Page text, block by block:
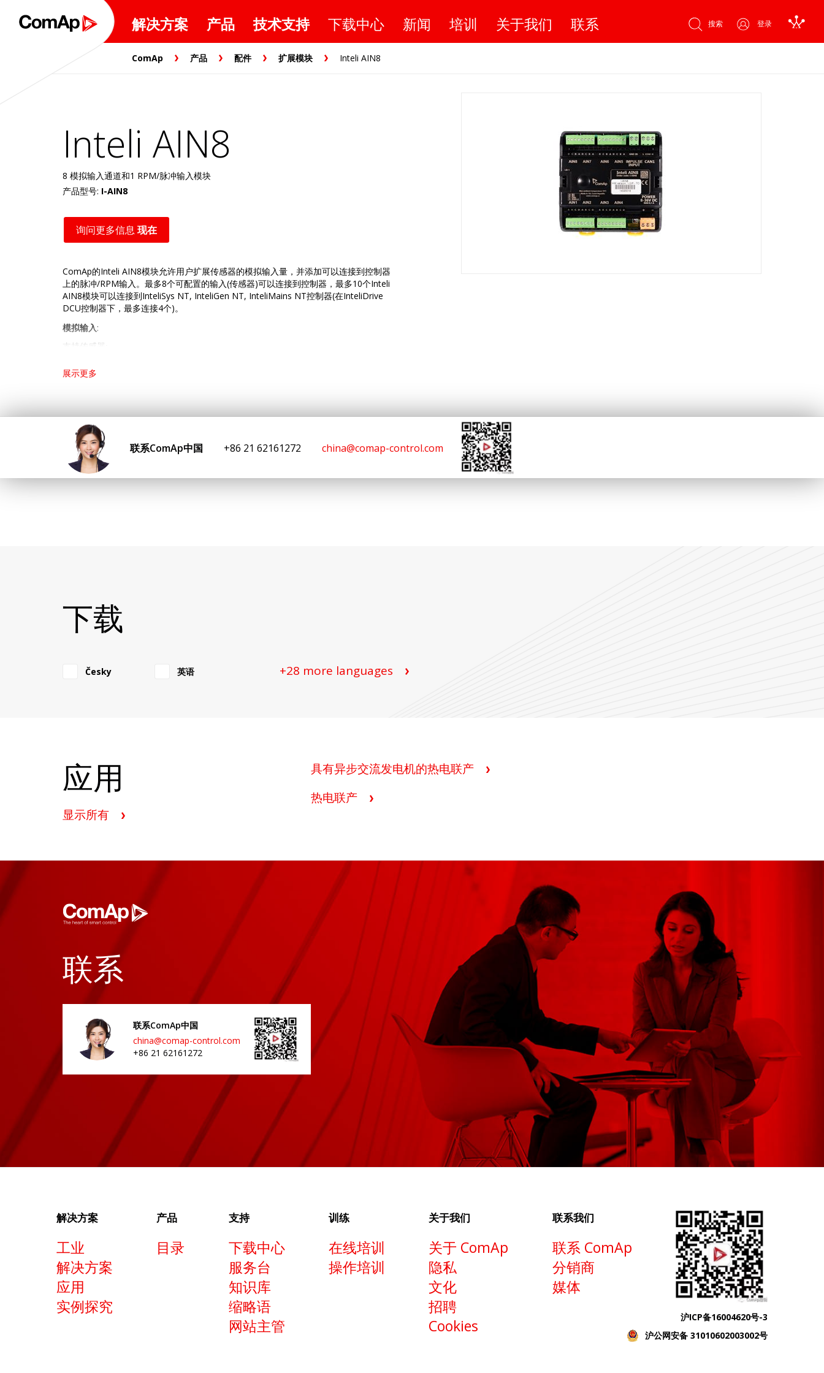
解决方案 产品 技术支持 下载中心 新闻 培训 关于我们 联系 搜索 登录
ComAp 产品 配件 扩展模块 Inteli AIN8
Inteli AIN8
8 模拟输入通道和1 RPM/脉冲输入模块
产品型号: I-AIN8
询问更多信息 现在
ComAp的Inteli AIN8模块允许用户扩展传感器的模拟输入量，并添加可以连接到控制器
上的脉冲/RPM输入。最多8个可配置的输入(传感器)可以连接到控制器，最多10个Inteli
AIN8模块可以连接到InteliSys NT, InteliGen NT, InteliMains NT控制器(在InteliDrive
DCU控制器下，最多连接4个)。
模拟输入:
支持传感器
±20mA , 0-20mA, 4-20mA
电压
Lambda probes
展示更多
联系ComAp中国 +86 21 62161272 china@comap-control.com
下载
Česky 英语 +28 more languages
应用
显示所有
具有异步交流发电机的热电联产
热电联产
联系
联系ComAp中国
china@comap-control.com
+86 21 62161272
解决方案
工业
解决方案
应用
实例探究
产品
目录
支持
下载中心
服务台
知识库
缩略语
网站主管
训练
在线培训
操作培训
关于我们
关于 ComAp
隐私
文化
招聘
Cookies
联系我们
联系 ComAp
分销商
媒体
沪ICP备16004620号-3
沪公网安备 31010602003002号